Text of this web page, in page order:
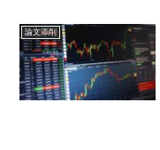
論文添削